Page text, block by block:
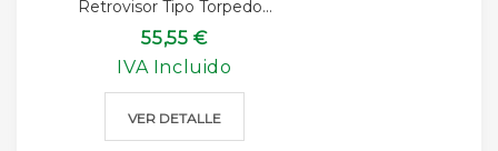
Retrovisor Tipo Torpedo...
55,55 €
IVA Incluido
VER DETALLE